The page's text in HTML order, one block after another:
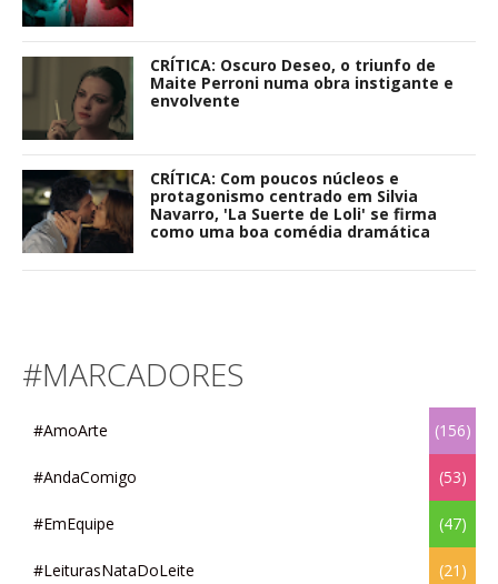
CRÍTICA: Oscuro Deseo, o triunfo de
Maite Perroni numa obra instigante e
envolvente
CRÍTICA: Com poucos núcleos e
protagonismo centrado em Silvia
Navarro, 'La Suerte de Loli' se firma
como uma boa comédia dramática
#MARCADORES
#AmoArte (156)
#AndaComigo (53)
#EmEquipe (47)
#LeiturasNataDoLeite (21)